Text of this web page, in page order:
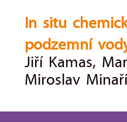
In situ
podzemní
Jiří Kamas,
Miroslav